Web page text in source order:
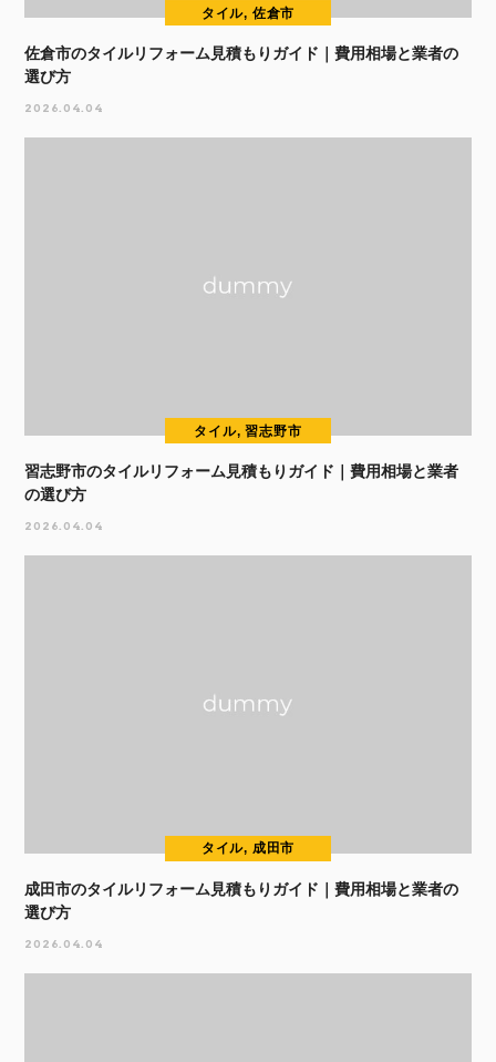
タイル, 佐倉市
佐倉市のタイルリフォーム見積もりガイド｜費用相場と業者の
選び方
2026.04.04
タイル, 習志野市
習志野市のタイルリフォーム見積もりガイド｜費用相場と業者
の選び方
2026.04.04
タイル, 成田市
成田市のタイルリフォーム見積もりガイド｜費用相場と業者の
選び方
2026.04.04